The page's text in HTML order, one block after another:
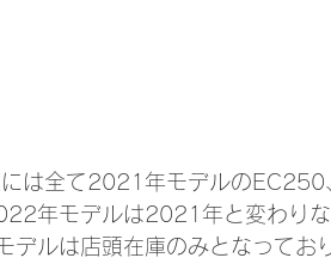
には全て2021年モデルの
年モデルは2021年と変わり
デルは店頭在庫のみとなってお